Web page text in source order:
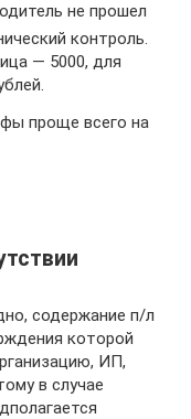
не прошел
контроль.
— 5000, для
проще всего на
содержание п/л
которой
ИП,
в случае